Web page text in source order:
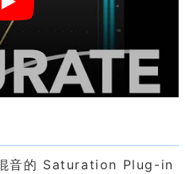
音的 Saturation Plug-in